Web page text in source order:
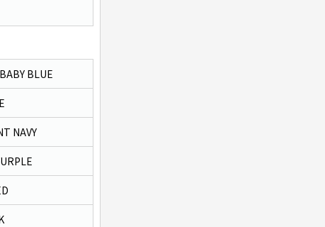
BLUE
NAVY